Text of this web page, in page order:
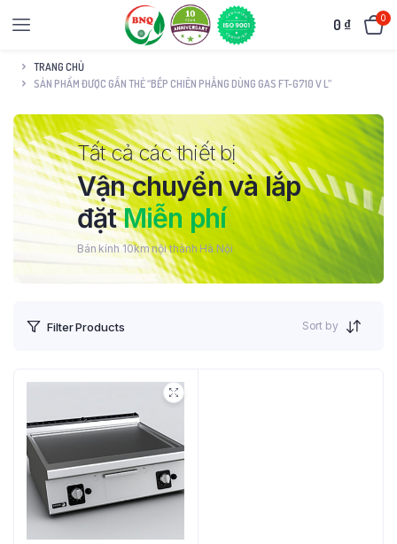
0 ₫ 0
TRANG CHỦ
SẢN PHẨM ĐƯỢC GẮN THẺ “BẾP CHIÊN PHẲNG DÙNG GAS FT-G710 V L”
Tất cả các thiết bị
Vận chuyển và lắp
đặtMiễn phí
Bán kính 10km nội thành Hà Nội
Filter Products Sort by